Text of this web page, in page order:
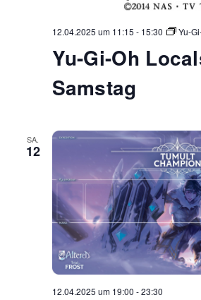
12.04.2025 um 11:15 - 15:30 Yu-
Yu-Gi-Oh
Samstag
SA.
12
12.04.2025 um 19:00 -23:30